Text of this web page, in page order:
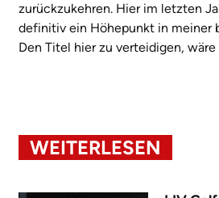
zurückzukehren. Hier im letzten
definitiv ein Höhepunkt in meiner
Den Titel hier zu verteidigen, wäre
WEITERLESEN